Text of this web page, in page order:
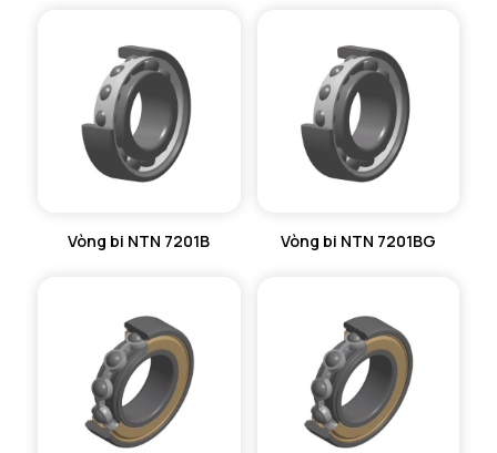
Vòng bi NTN 7201B Vòng bi NTN 7201BG